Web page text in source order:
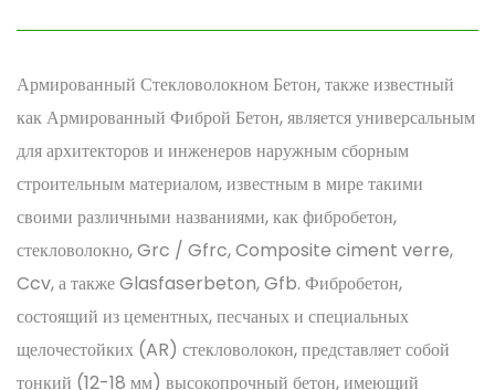
Армированный Стекловолокном Бетон, также известный
как Армированный Фиброй Бетон, является универсальным
для архитекторов и инженеров наружным сборным
строительным материалом, известным в мире такими
своими различными названиями, как фибробетон,
стекловолокно, Grc / Gfrc, Composite ciment verre,
Ccv, а также Glasfaserbeton, Gfb. Фибробетон,
состоящий из цементных, песчаных и специальных
щелочестойких (AR) стекловолокон, представляет собой
тонкий (12-18 мм) высокопрочный бетон, имеющий
0